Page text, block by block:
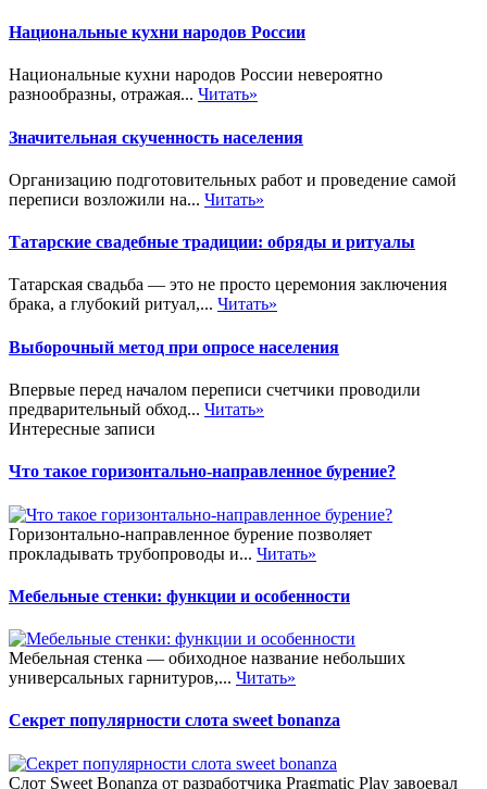
Национальные кухни народов России
Национальные кухни народов России невероятно
разнообразны, отражая... Читать»
Значительная скученность населения
Организацию подготовительных работ и проведение самой
переписи возложили на... Читать»
Татарские свадебные традиции: обряды и ритуалы
Татарская свадьба — это не просто церемония заключения
брака, а глубокий ритуал,... Читать»
Выборочный метод при опросе населения
Впервые перед началом переписи счетчики проводили
предварительный обход... Читать»
Интересные записи
Что такое горизонтально-направленное бурение?
Горизонтально-направленное бурение позволяет
прокладывать трубопроводы и... Читать»
Мебельные стенки: функции и особенности
Мебельная стенка — обиходное название небольших
универсальных гарнитуров,... Читать»
Секрет популярности слота sweet bonanza
Слот Sweet Bonanza от разработчика Pragmatic Play завоевал